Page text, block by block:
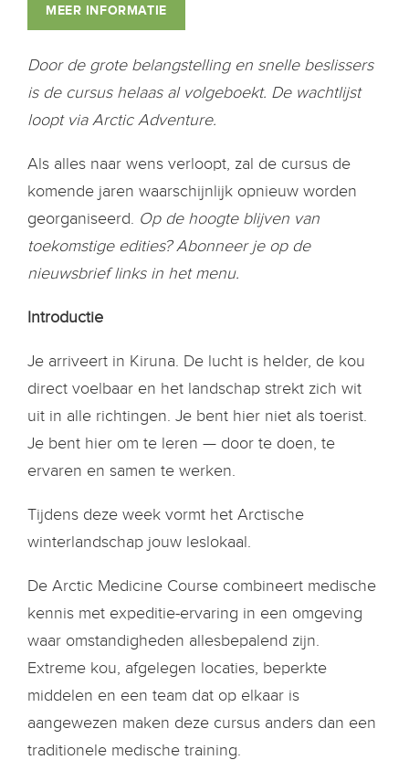
MEER INFORMATIE
Door de grote belangstelling en snelle beslissers
is de cursus helaas al volgeboekt. De wachtlijst
loopt via Arctic Adventure.
Als alles naar wens verloopt, zal de cursus de
komende jaren waarschijnlijk opnieuw worden
georganiseerd. Op de hoogte blijven van
toekomstige edities? Abonneer je op de
nieuwsbrief links in het menu.
Introductie
Je arriveert in Kiruna. De lucht is helder, de kou
direct voelbaar en het landschap strekt zich wit
uit in alle richtingen. Je bent hier niet als toerist.
Je bent hier om te leren — door te doen, te
ervaren en samen te werken.
Tijdens deze week vormt het Arctische
winterlandschap jouw leslokaal.
De Arctic Medicine Course combineert medische
kennis met expeditie-ervaring in een omgeving
waar omstandigheden allesbepalend zijn.
Extreme kou, afgelegen locaties, beperkte
middelen en een team dat op elkaar is
aangewezen maken deze cursus anders dan een
traditionele medische training.